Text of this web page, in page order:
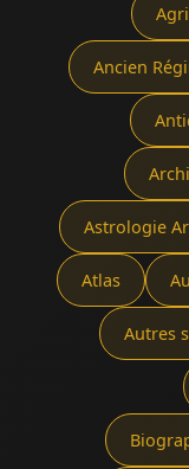
Ancien
Astrologie
Atlas
Autres